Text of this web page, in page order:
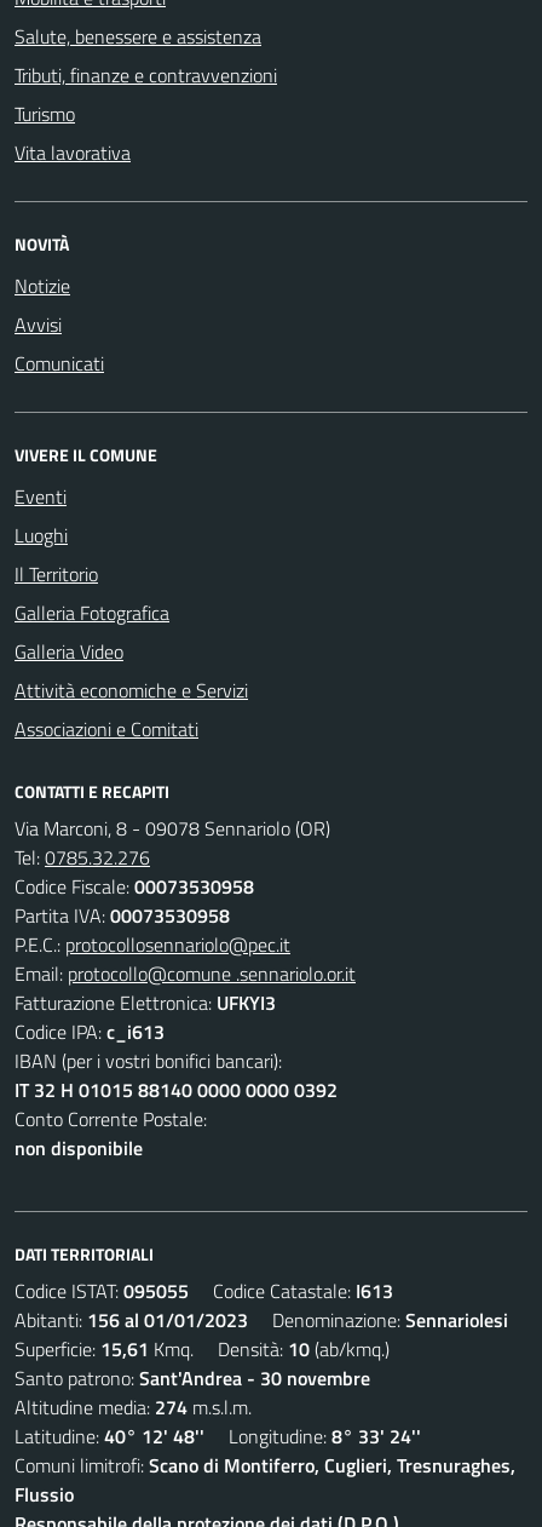
Salute, benessere e assistenza
Tributi, finanze e contravvenzioni
Turismo
Vita lavorativa
NOVITÀ
Notizie
Avvisi
Comunicati
VIVERE IL COMUNE
Eventi
Luoghi
Il Territorio
Galleria Fotografica
Galleria Video
Attività economiche e Servizi
Associazioni e Comitati
CONTATTI E RECAPITI
Via Marconi, 8 - 09078 Sennariolo (OR)
Tel:0785.32.276
Codice Fiscale:00073530958
Partita IVA:00073530958
P.E.C.: protocollosennariolo@pec.it
Email: protocollo@comune .sennariolo.or.it
Fatturazione Elettronica: UFKYI3
Codice IPA:c_i613
IBAN (per i vostri bonifici bancari):
IT 32 H 01015 88140 0000 0000 0392
Conto Corrente Postale:
non disponibile
DATI TERRITORIALI
Codice ISTAT:095055 Codice Catastale: I613
Abitanti: 156 al 01/01/2023 Denominazione:Sennariolesi
Superficie: 15,61 Kmq. Densità: 10(ab/kmq.)
Santo patrono:Sant'Andrea - 30 novembre
Altitudine media: 274 m.s.l.m.
Latitudine:40° 12' 48'' Longitudine:8° 33' 24''
Comuni limitrofi:Scano di Montiferro, Cuglieri, Tresnuraghes,
Flussio